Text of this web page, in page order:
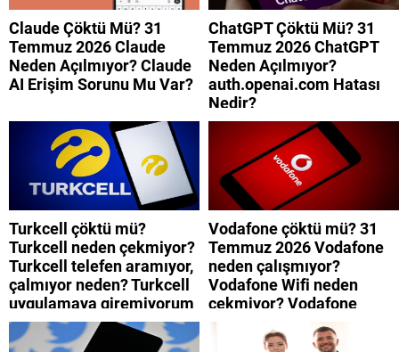
Claude Çöktü Mü? 31
Temmuz 2026 Claude
Neden Açılmıyor? Claude
AI Erişim Sorunu Mu Var?
ChatGPT Çöktü Mü? 31
Temmuz 2026 ChatGPT
Neden Açılmıyor?
auth.openai.com Hatası
Nedir?
Turkcell çöktü mü?
Turkcell neden çekmiyor?
Turkcell telefen aramıyor,
çalmıyor neden? Turkcell
uygulamaya giremiyorum
neden? Turkcell internet
neden yavaş?
Vodafone çöktü mü? 31
Temmuz 2026 Vodafone
neden çalışmıyor?
Vodafone Wifi neden
çekmiyor? Vodafone
mobil uygulamaya neden
giremiyorum?